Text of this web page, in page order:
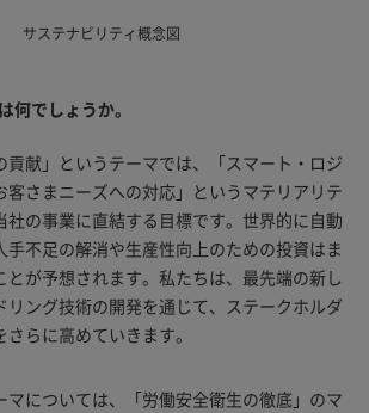
サステナビリティ概念図
何でしょうか。
貢献」というテーマでは、「スマート・ロジ
客さまニーズへの対応」というマテリアリテ
社の事業に直結する目標です。世界的に自動
手不足の解消や生産性向上のための投資はま
とが予想されます。私たちは、最先端の新し
リング技術の開発を通じて、ステークホルダ
らに高めていきます。
マについては、「労働安全衛生の徹底」のマ